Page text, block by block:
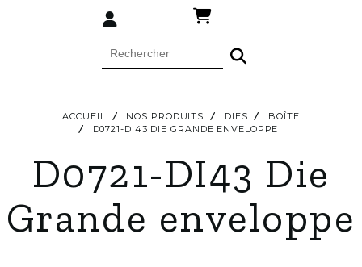
ACCUEIL NOS PRODUITS DIES
BOÎTE
D0721-DI43 DIE GRANDE ENVELOPPE
D0721-DI43 Die
Grande enveloppe